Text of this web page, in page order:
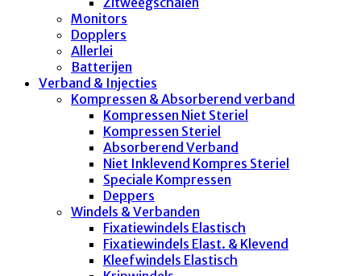
Monitors
Dopplers
Allerlei
Batterijen
Verband & Injecties
Kompressen & Absorberend verband
Kompressen Niet Steriel
Kompressen Steriel
Absorberend Verband
Niet Inklevend Kompres Steriel
Speciale Kompressen
Deppers
Windels & Verbanden
Fixatiewindels Elastisch
Fixatiewindels Elast. & Klevend
Kleefwindels Elastisch